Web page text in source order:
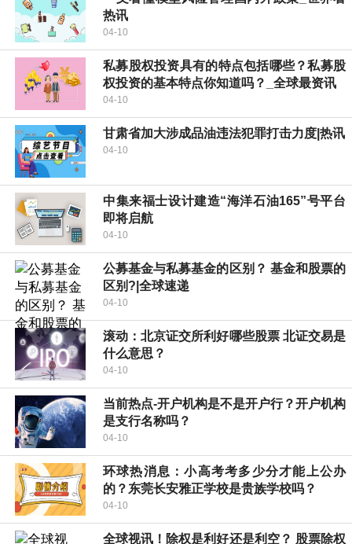
热讯
04-10
私募股权投资具有的特点包括哪些？私募股
权投资的基本特点你知道吗？_全球最资讯
04-10
甘肃省加大涉成品油违法犯罪打击力度|热讯
04-10
中集来福士设计建造“海洋石油165”号平台
即将启航
04-10
公募基金与私募基金的区别？ 基金和股票的
区别?|全球速递
04-10
滚动：北京证交所利好哪些股票 北证交易是
什么意思？
04-10
当前热点-开户机构是不是开户行？开户机构
是支行名称吗？
04-10
环球热消息：小高考考多少分才能上公办
的？东莞长安雅正学校是贵族学校吗？
04-10
全球视讯！除权是利好还是利空？ 股票除权